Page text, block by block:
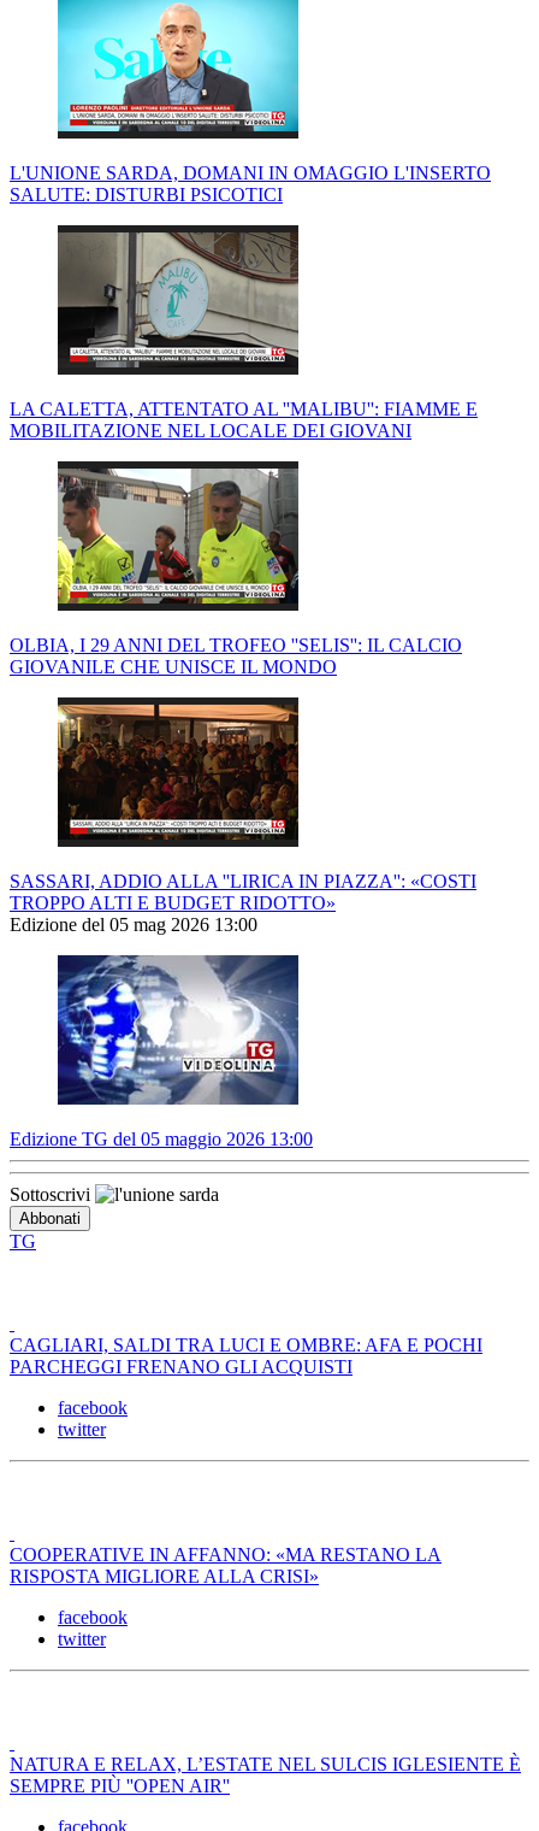
L'UNIONE SARDA, DOMANI IN OMAGGIO L'INSERTO
SALUTE: DISTURBI PSICOTICI
LA CALETTA, ATTENTATO AL ''MALIBU'': FIAMME E
MOBILITAZIONE NEL LOCALE DEI GIOVANI
OLBIA, I 29 ANNI DEL TROFEO ''SELIS'': IL CALCIO
GIOVANILE CHE UNISCE IL MONDO
SASSARI, ADDIO ALLA ''LIRICA IN PIAZZA'': «COSTI
TROPPO ALTI E BUDGET RIDOTTO»
Edizione del 05 mag 2026 13:00
Edizione TG del 05 maggio 2026 13:00
Sottoscrivi
TG
CAGLIARI, SALDI TRA LUCI E OMBRE: AFA E POCHI
PARCHEGGI FRENANO GLI ACQUISTI
facebook
twitter
COOPERATIVE IN AFFANNO: «MA RESTANO LA
RISPOSTA MIGLIORE ALLA CRISI»
facebook
twitter
NATURA E RELAX, L’ESTATE NEL SULCIS IGLESIENTE È
SEMPRE PIÙ ''OPEN AIR''